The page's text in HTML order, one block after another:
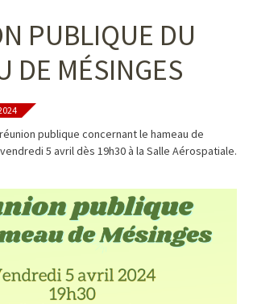
PUBLIQUE DU
DE MÉSINGES
publique concernant le hameau de
5 avril dès 19h30 à la Salle Aérospatiale.